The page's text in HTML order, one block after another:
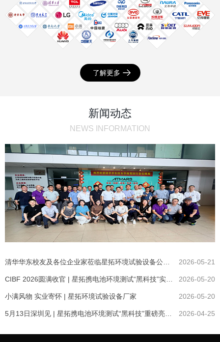
了解更多
新闻动态
NEWS INFORMATION
2026-05-21
2026-05-20
小满风物 实业寄怀 | 星拓环境试验设备厂家 2026-05-20
2026-04-25